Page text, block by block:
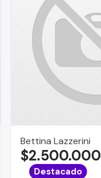
Bettina Lazzerini
$2.500.000
Destacado